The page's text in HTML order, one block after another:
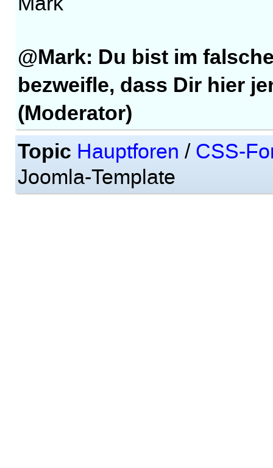
@Mark: Du bist im
bezweifle, dass Dir hier
(Moderator)
Topic Hauptforen / CSS-
Joomla-Template